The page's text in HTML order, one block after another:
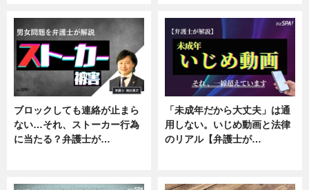
ブロックしても連絡が止まら
ない…それ、ストーカー行為
に当たる？弁護士が…
「未成年だから大丈夫」は通
用しない。いじめ動画と法律
のリアル【弁護士が…